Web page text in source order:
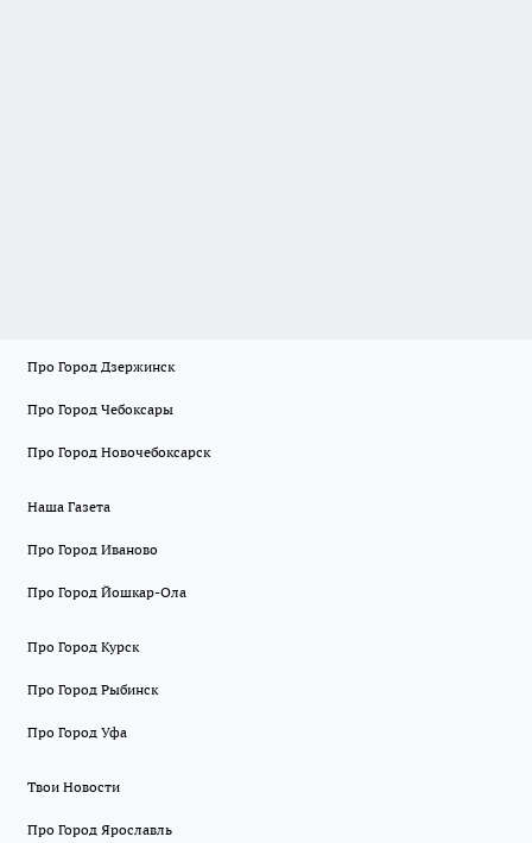
Про Город Дзержинск
Про Город Чебоксары
Про Город Новочебоксарск
Наша Газета
Про Город Иваново
Про Город Йошкар-Ола
Про Город Курск
Про Город Рыбинск
Про Город Уфа
Твои Новости
Про Город Ярославль